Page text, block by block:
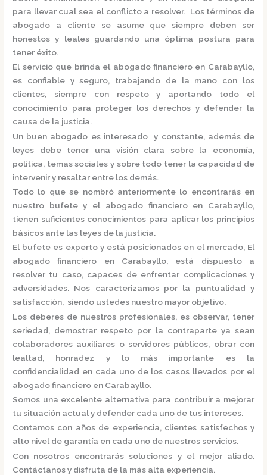
para llevar cual sea el conflicto a resolver. Los términos de
abogado a cliente se asume que siempre deben ser
honestos y leales guardando una óptima postura para
tener éxito.
El servicio que brinda el abogado financiero en Carabayllo,
es confiable y seguro, trabajando de la mano con los
clientes, siempre con respeto y aportando todo el
conocimiento para proteger los derechos y defender la
causa de la justicia.
Un buen abogado es interesado y constante, además de
leyes debe tener una visión clara sobre la economía,
política, temas sociales y sobre todo tener la capacidad de
intervenir y resaltar entre los demás.
Todo lo que se nombró anteriormente lo encontrarás en
nuestro bufete y el abogado financiero en Carabayllo,
tienen suficientes conocimientos para aplicar los principios
básicos ante las leyes de la justicia.
El bufete es experto y está posicionados en el mercado, El
abogado financiero en Carabayllo, está dispuesto a
resolver tu caso, capaces de enfrentar complicaciones y
adversidades. Nos caracterizamos por la puntualidad y
satisfacción, siendo ustedes nuestro mayor objetivo.
Los deberes de nuestros profesionales, es observar, tener
seriedad, demostrar respeto por la contraparte ya sean
colaboradores auxiliares o servidores públicos, obrar con
lealtad, honradez y lo más importante es la
confidencialidad en cada uno de los casos llevados por el
abogado financiero en Carabayllo.
Somos una excelente alternativa para contribuir a mejorar
tu situación actual y defender cada uno de tus intereses.
Contamos con años de experiencia, clientes satisfechos y
alto nivel de garantía en cada uno de nuestros servicios.
Con nosotros encontrarás soluciones y el mejor aliado.
Contáctanos y disfruta de la más alta experiencia.